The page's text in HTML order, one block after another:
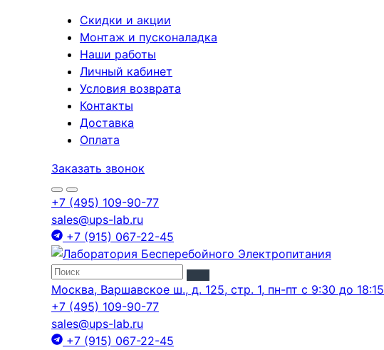
Скидки и акции
Монтаж и пусконаладка
Наши работы
Личный кабинет
Условия возврата
Контакты
Доставка
Оплата
Заказать звонок
+7 (495) 109-90-77
sales@ups-lab.ru
+7 (915) 067-22-45
Москва, Варшавское ш., д. 125, стр. 1, пн-пт с 9:30 до 18:15
+7 (495) 109-90-77
sales@ups-lab.ru
+7 (915) 067-22-45